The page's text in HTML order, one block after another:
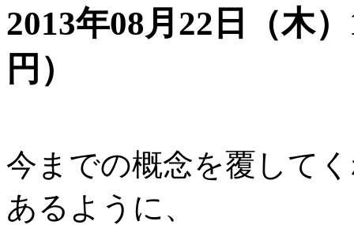
2013年08月22日（木
円）
今までの概念を覆して
あるように、